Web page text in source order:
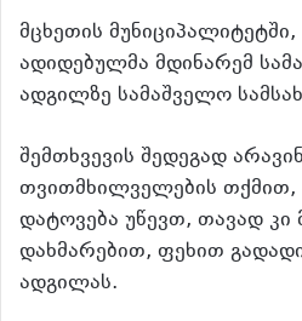
მცხეთის
ადიდებულმა მდინარემ
ადგილზე სამაშველო
შემთხვევის შედეგად
თვითმხილველების თქმით,
დატოვება უწევთ, თავად კი
დახმარებით, ფეხით
ადგილას.